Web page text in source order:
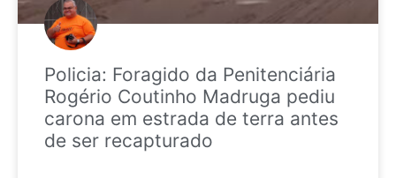
Policia: Foragido da Penitenciária
Rogério Coutinho Madruga pediu
carona em estrada de terra antes
de ser recapturado